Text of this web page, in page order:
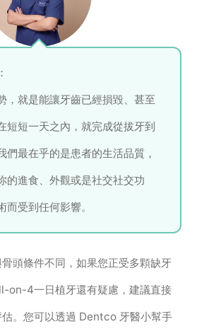
，就是能讓牙齒已經損毀、甚至
短短一天之內，就完成從拔牙到
們最在乎的是患者的生活品質，
的進食、外觀或是社交社交功
受到任何影響。
頭條件不同，如果您正受多顆缺牙
on-4一日植牙還有疑慮，建議直接
。您可以透過 Dentco 牙醫小幫手